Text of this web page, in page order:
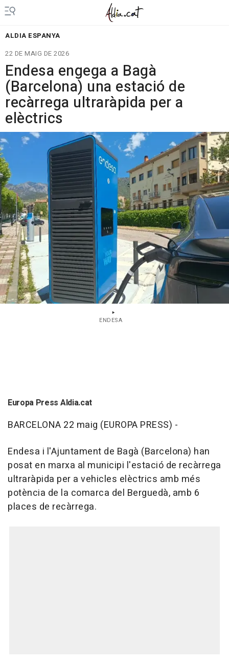
ALDIA ESPANYA
22 DE MAIG DE 2026
Endesa engega a Bagà
(Barcelona) una estació de
recàrrega ultraràpida per a
elèctrics
ENDESA
Europa Press Aldia.cat
BARCELONA 22 maig (EUROPA PRESS) -
Endesa i l'Ajuntament de Bagà (Barcelona) han
posat en marxa al municipi l'estació de recàrrega
ultraràpida per a vehicles elèctrics amb més
potència de la comarca del Berguedà, amb 6
places de recàrrega.